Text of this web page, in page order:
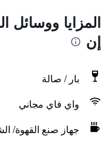
المزايا ووسائل
إن
بار / صالة
واي فاي مجاني
جهاز صنع القهوة/